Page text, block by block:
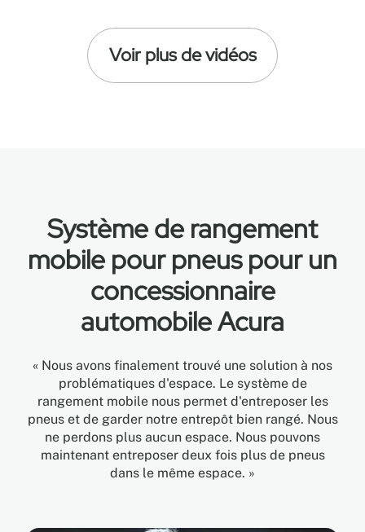
Voir plus de vidéos
Système de rangement
mobile pour pneus pour un
concessionnaire
automobile Acura
« Nous avons finalement trouvé une solution à nos
problématiques d'espace. Le système de
rangement mobile nous permet d'entreposer les
pneus et de garder notre entrepôt bien rangé. Nous
ne perdons plus aucun espace. Nous pouvons
maintenant entreposer deux fois plus de pneus
dans le même espace. »